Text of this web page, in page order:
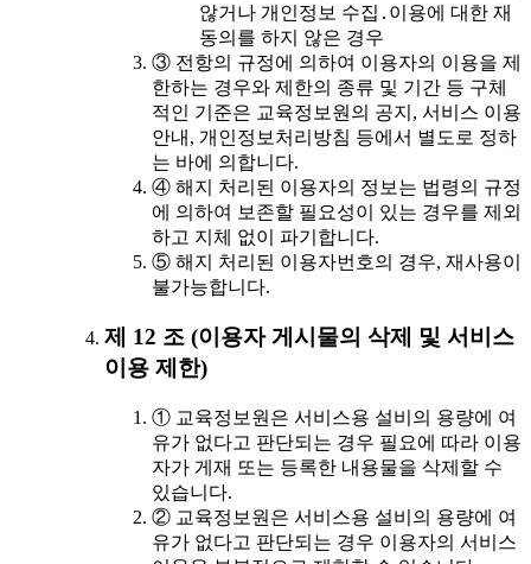
않거나 개인정보 수집․이용에 대한 재
동의를 하지 않은 경우
③ 전항의 규정에 의하여 이용자의 이용을 제
한하는 경우와 제한의 종류 및 기간 등 구체
적인 기준은 교육정보원의 공지, 서비스 이용
안내, 개인정보처리방침 등에서 별도로 정하
는 바에 의합니다.
④ 해지 처리된 이용자의 정보는 법령의 규정
에 의하여 보존할 필요성이 있는 경우를 제외
하고 지체 없이 파기합니다.
⑤ 해지 처리된 이용자번호의 경우, 재사용이
불가능합니다.
제 12 조 (이용자 게시물의 삭제 및 서비스
이용 제한)
① 교육정보원은 서비스용 설비의 용량에 여
유가 없다고 판단되는 경우 필요에 따라 이용
자가 게재 또는 등록한 내용물을 삭제할 수
있습니다.
② 교육정보원은 서비스용 설비의 용량에 여
유가 없다고 판단되는 경우 이용자의 서비스